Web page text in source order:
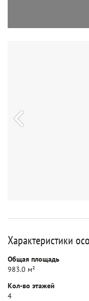
Характеристики
Общая площадь
983.0 м²
Кол-во этажей
4